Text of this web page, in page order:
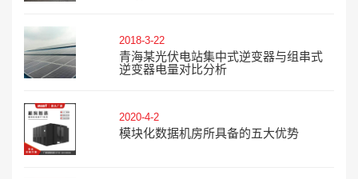
2018-3-22
青海某光伏电站集中式逆变器与组串式
逆变器电量对比分析
2020-4-2
模块化数据机房所具备的五大优势